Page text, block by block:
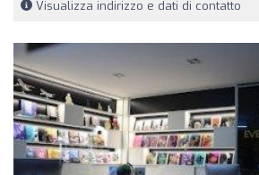
Visualizza indirizzo e dati di contatto